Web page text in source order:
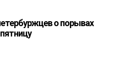
о порывах